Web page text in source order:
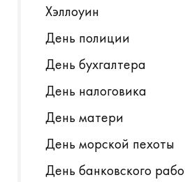
Хэллоуин
День полиции
День бухгалтера
День налоговика
День матери
День морской пехоты
День банковского